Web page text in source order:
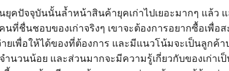
ยุคปัจจุบันนั้นล้ำหน้าสินค้ายุคเก่าไปเยอะมากๆ แล้ว
นที่ชื่นชอบของเก่าจริงๆ เขาจะต้องการอยากซื้อเพื่อ
ยเพื่อให้ได้ของที่ต้องการ และมีแนวโน้มจะเป็นลูกค้
นวนน้อย และส่วนมากจะมีความรู้เกี่ยวกับของเก่าเป็